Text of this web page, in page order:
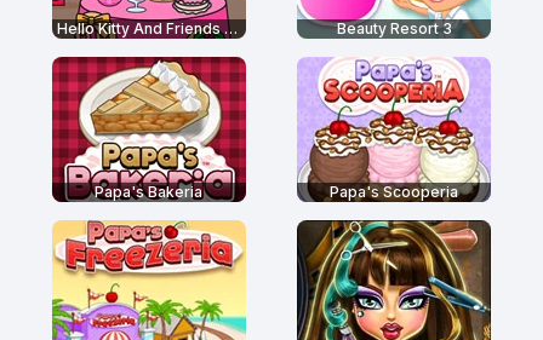
Hello Kitty And Friends Restaurant Beauty Resort 3
Papa's Bakeria Papa's Scooperia